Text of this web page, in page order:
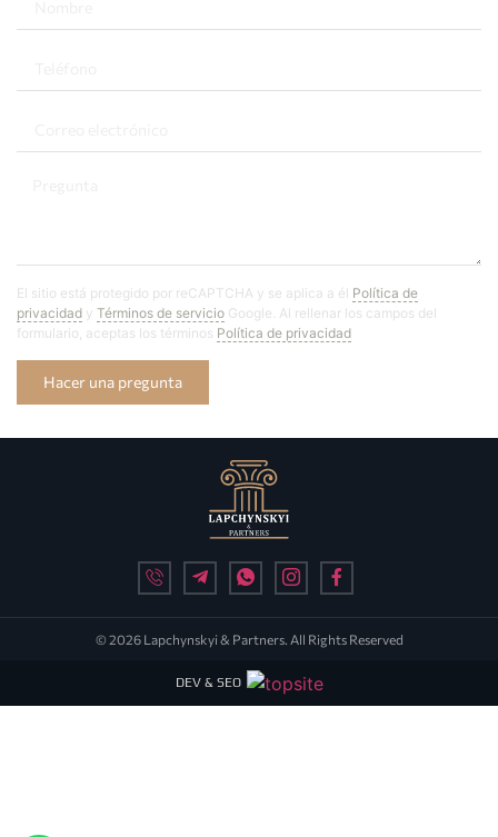
El sitio está protegido por reCAPTCHA y se aplica a él Política de
privacidad y Términos de servicio Google. Al rellenar los campos del
formulario, aceptas los términos Política de privacidad
Hacer una pregunta
© 2026 Lapchynskyi & Partners. All Rights Reserved
DEV & SEO